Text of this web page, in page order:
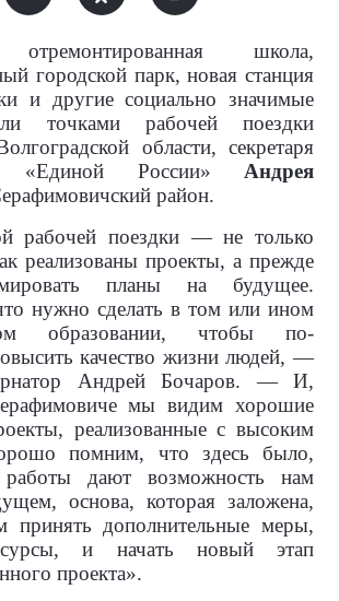
отремонтированная школа,
городской парк, новая станция
и другие социально значимые
точками рабочей поездки
области, секретаря
«Единой России» Андрея
район.
рабочей поездки — не только
реализованы проекты, а прежде
планы на будущее.
нужно сделать в том или ином
образовании, чтобы по-
качество жизни людей, —
Андрей Бочаров. — И,
мы видим хорошие
реализованные с высоким
помним, что здесь было,
работы дают возможность нам
основа, которая заложена,
принять дополнительные меры,
и начать новый этап
проекта».